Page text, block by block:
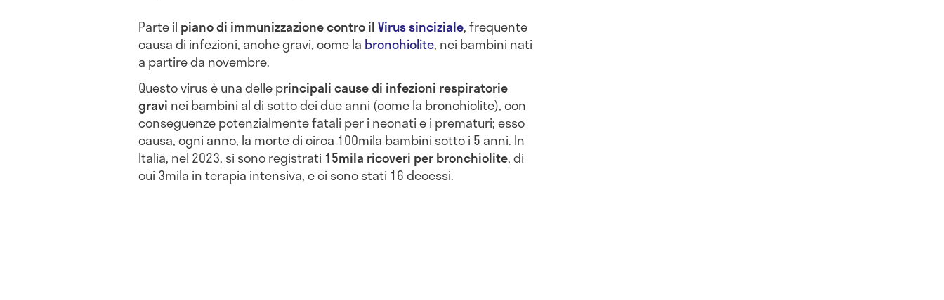
Parte il piano di immunizzazione contro ilVirus sinciziale, frequente
causa di infezioni, anche gravi, come la bronchiolite, nei bambini nati
a partire da novembre.
Questo virus è una delle principali cause di infezioni respiratorie
gravi nei bambini al di sotto dei due anni (come la bronchiolite), con
conseguenze potenzialmente fatali per i neonati e i prematuri; esso
causa, ogni anno, la morte di circa 100mila bambini sotto i 5 anni. In
Italia, nel 2023, si sono registrati 15mila ricoveri per bronchiolite, di
cui 3mila in terapia intensiva, e ci sono stati 16 decessi.